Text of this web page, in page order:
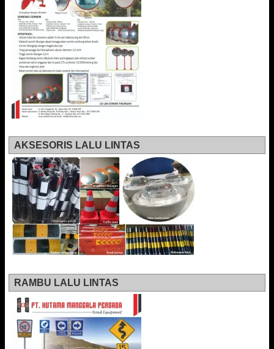
AKSESORIS LALU LINTAS
RAMBU LALU LINTAS